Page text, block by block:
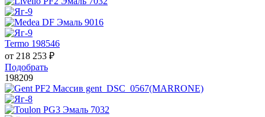
Termo 198546
от 218 253 ₽
Подобрать
198209